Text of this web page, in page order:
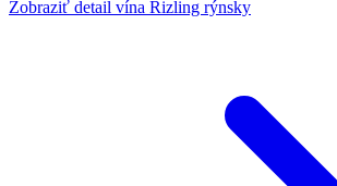
Zobraziť detail vína Rizling rýnsky